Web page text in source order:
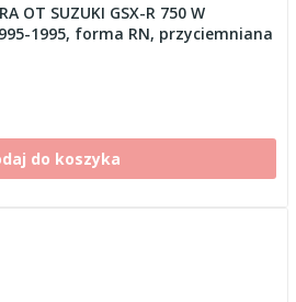
OT SUZUKI GSX-R 750 W
1995, forma RN, przyciemniana
do koszyka